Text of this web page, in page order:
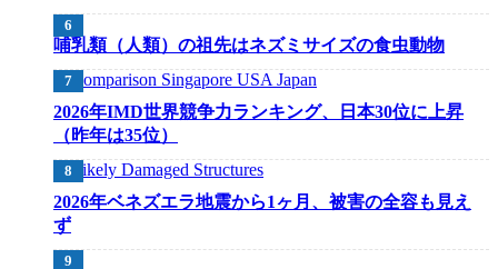
哺乳類（人類）の祖先はネズミサイズの食虫動物
2026年IMD世界競争力ランキング、日本30位に上昇
（昨年は35位）
2026年ベネズエラ地震から1ヶ月、被害の全容も見え
ず